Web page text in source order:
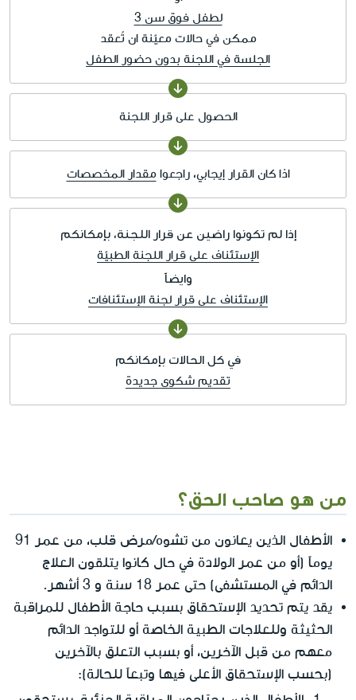
لطفل فوق سن 3
ممكن في حالات معيّنة ان تُعقد
الجلسة في اللجنة بدون حضور الطفل
الحصول على قرار اللجنة
اذا كان القرار إيجابي، راجعوامقدار المخصصات
إذا لم تكونوا راضين عن قرار اللجنة، بإمكانكم
الإستئناف على قرار اللجنة الطبيّة
وايضاً
الإستئناف على قرار لجنة الإستئنافات
في كل الحالات بإمكانكم
تقديم شكوى جديدة
من هو صاحب الحق؟
الأطفال الذين يعانون من تشوه/مرض قلب، من عمر 91
يوماً (أو من عمر الولادة في حال كانوا يتلقون العلاج
الدائم في المستشفى) حتى عمر 18 سنة و 3 أشهر.
يقد يتم تحديد الإستحقاق بسبب حاجة الأطفال للمراقبة
الحثيثة وللعلاجات الطبية الخاصة أو للتواجد الدائم
معهم من قبل الآخرين، أو بسبب التعلق بالآخرين
(بحسب الإستحقاق الأعلى فيها وتبعاً للحالة):
الأطفال الذين يحتاجون المراقبة الجزئية